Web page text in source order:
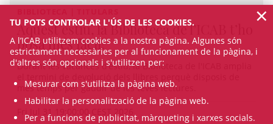
Aquest estiu, la Biblioteca de l’ICAB t’ho
posa més fàcil!
Durant les vacances d’estiu, la Biblioteca de l'ICAB amplia
més temps per gaudir de les teves lectures.
Fri Jul 31 19:00:00 CEST 2026
TU POTS CONTROLAR L'ÚS DE LES COOKIES.
A l’ICAB utilitzem cookies a la nostra pàgina. Algunes són
estrictament necessàries per al funcionament de la pàgina, i
d'altres són opcionals i s'utilitzen per:
Mesurar com s'utilitza la pàgina web.
Habilitar la personalització de la pàgina web.
Per a funcions de publicitat, màrqueting i xarxes socials.
×